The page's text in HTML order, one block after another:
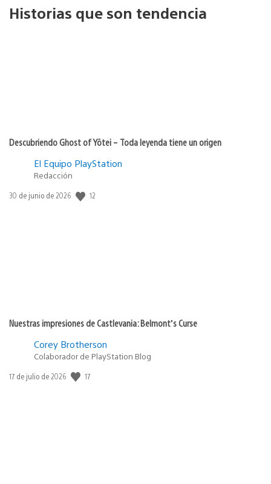
Historias que son tendencia
Descubriendo Ghost of Yōtei – Toda leyenda tiene un origen
El Equipo PlayStation
Redacción
Fecha
30 de junio de 2026 12
Nuestras impresiones de Castlevania: Belmont’s Curse
Corey Brotherson
Colaborador de PlayStation Blog
Fecha
17 de julio de 2026 17